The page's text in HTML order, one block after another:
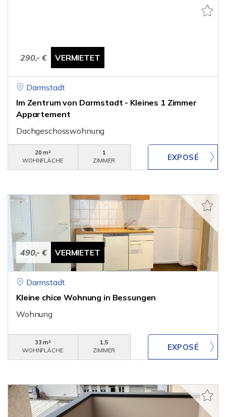
290,- € VERMIETET
Darmstadt
Im Zentrum von Darmstadt - Kleines 1 Zimmer
Appartement
Dachgeschosswohnung
20 m²
WOHNFLÄCHE
1
ZIMMER
490,- € VERMIETET
Darmstadt
Kleine chice Wohnung in Bessungen
Wohnung
33 m²
WOHNFLÄCHE
1,5
ZIMMER